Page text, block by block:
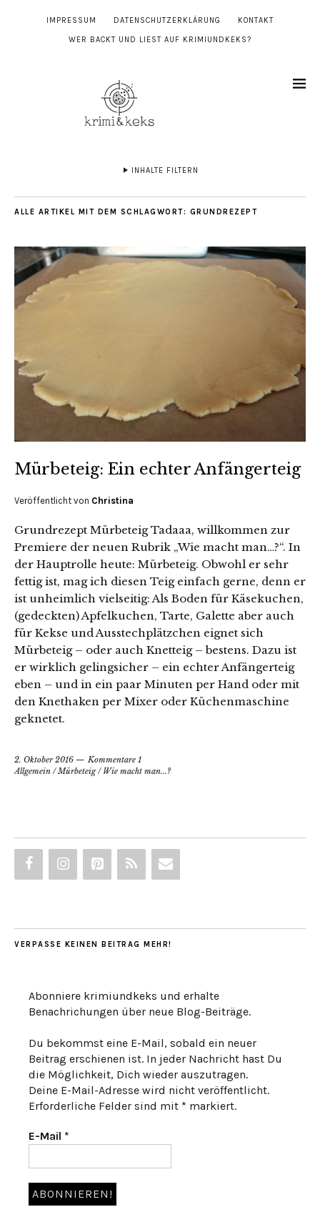
IMPRESSUM DATENSCHUTZERKLÄRUNG KONTAKT
WER BACKT UND LIEST AUF KRIMIUNDKEKS?
INHALTE FILTERN
ALLE ARTIKEL MIT DEM SCHLAGWORT: GRUNDREZEPT
Mürbeteig: Ein echter Anfängerteig
Veröffentlicht von Christina
Grundrezept Mürbeteig Tadaaa, willkommen zur
Premiere der neuen Rubrik „Wie macht man…?“. In
der Hauptrolle heute: Mürbeteig. Obwohl er sehr
fettig ist, mag ich diesen Teig einfach gerne, denn er
ist unheimlich vielseitig: Als Boden für Käsekuchen,
(gedeckten) Apfelkuchen, Tarte, Galette aber auch
für Kekse und Ausstechplätzchen eignet sich
Mürbeteig – oder auch Knetteig – bestens. Dazu ist
er wirklich gelingsicher – ein echter Anfängerteig
eben – und in ein paar Minuten per Hand oder mit
den Knethaken per Mixer oder Küchenmaschine
geknetet.
2. Oktober 2016
Kommentare 1
Allgemein /Mürbeteig/ Wie macht man...?
VERPASSE KEINEN BEITRAG MEHR!
Abonniere krimiundkeks und erhalte
Benachrichungen über neue Blog-Beiträge.
Du bekommst eine E-Mail, sobald ein neuer
Beitrag erschienen ist. In jeder Nachricht hast Du
die Möglichkeit, Dich wieder auszutragen.
Deine E-Mail-Adresse wird nicht veröffentlicht.
Erforderliche Felder sind mit * markiert.
E-Mail *